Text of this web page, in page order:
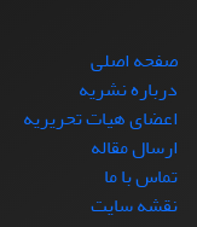
صفحه اصلی
درباره نشریه
اعضای هیات تحریریه
ارسال مقاله
تماس با ما
نقشه سایت